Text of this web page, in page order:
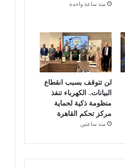
منذ ساعة واحدة
لن تتوقف بسبب انقطاع
البيانات.. الكهرباء تنفذ
منظومة ذكية لحماية
مركز تحكم القاهرة
منذ ساعتين